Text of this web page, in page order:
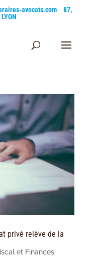
avocats.com
87,
privé relève de la
et Finances